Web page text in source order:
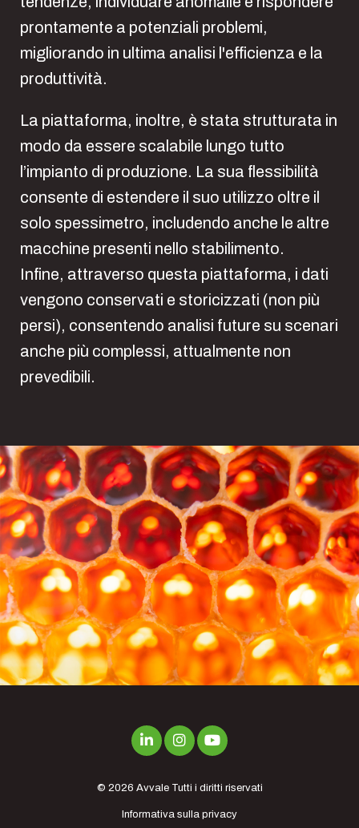
prontamente a potenziali problemi,
migliorando in ultima analisi l'efficienza e la
produttività.
La piattaforma, inoltre, è stata strutturata in
modo da essere scalabile lungo tutto
l’impianto di produzione. La sua flessibilità
consente di estendere il suo utilizzo oltre il
solo spessimetro, includendo anche le altre
macchine presenti nello stabilimento.
Infine, attraverso questa piattaforma, i dati
vengono conservati e storicizzati (non più
persi), consentendo analisi future su scenari
anche più complessi, attualmente non
prevedibili.
© 2026 AvvaleTutti i diritti riservati
Informativa sulla privacy